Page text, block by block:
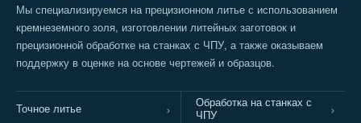
Мы специализируемся на прецизионном литье с использованием
кремнеземного золя, изготовлении литейных заготовок и
прецизионной обработке на станках с ЧПУ, а также оказываем
поддержку в оценке на основе чертежей и образцов.
Точное литье
Обработка на станках с
ЧПУ